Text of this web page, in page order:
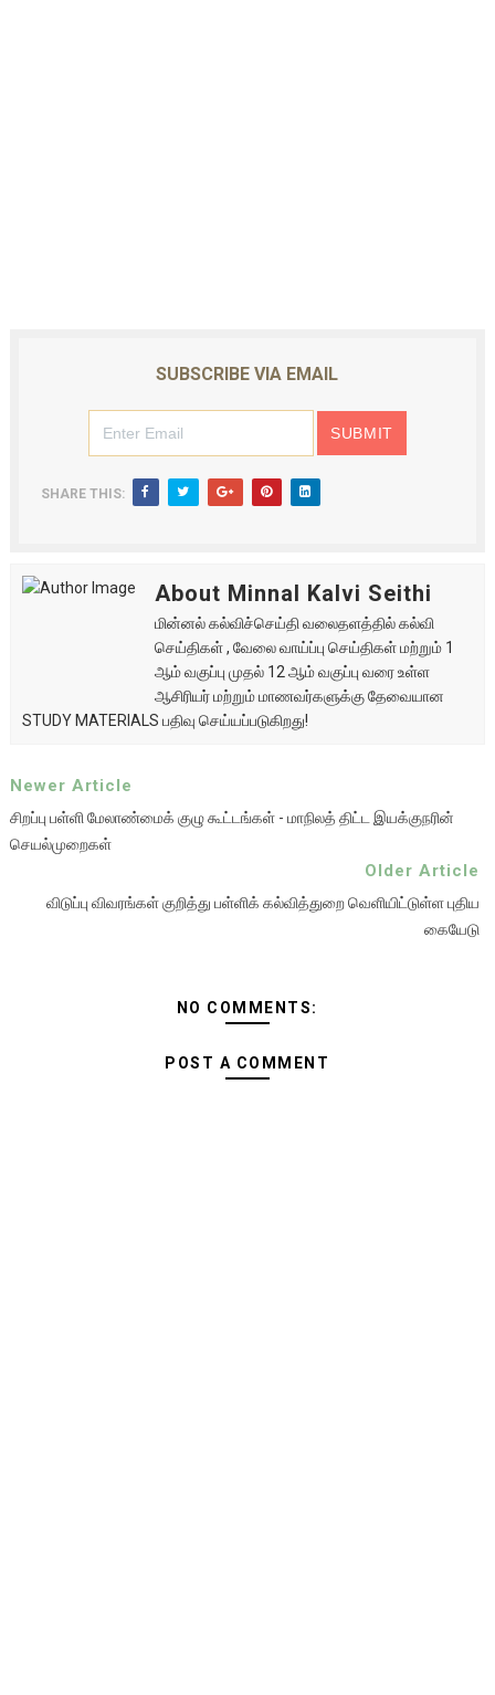
SUBSCRIBE VIA EMAIL
SHARE THIS:
About Minnal Kalvi Seithi
மின்னல் கல்விச்செய்தி வலைதளத்தில் கல்வி
செய்திகள் , வேலை வாய்ப்பு செய்திகள் மற்றும் 1
ஆம் வகுப்பு முதல் 12 ஆம் வகுப்பு வரை உள்ள
ஆசிரியர் மற்றும் மாணவர்களுக்கு தேவையான
STUDY MATERIALS பதிவு செய்யப்படுகிறது!
Newer Article
சிறப்பு பள்ளி மேலாண்மைக் குழு கூட்டங்கள் - மாநிலத் திட்ட இயக்குநரின்
செயல்முறைகள்
Older Article
விடுப்பு விவரங்கள் குறித்து பள்ளிக் கல்வித்துறை வெளியிட்டுள்ள புதிய
கையேடு
NO COMMENTS:
POST A COMMENT